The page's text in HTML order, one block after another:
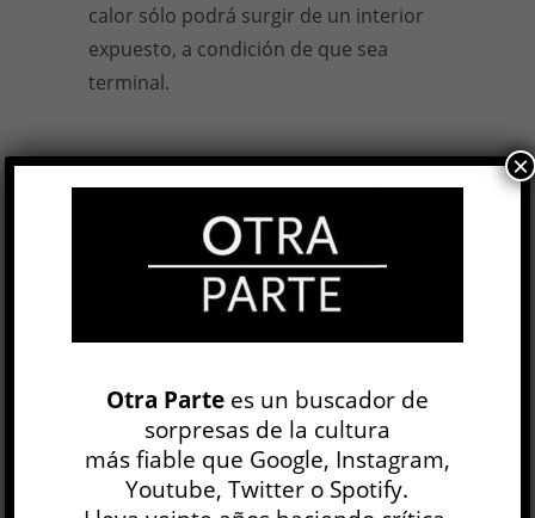
calor sólo podrá surgir de un interior
expuesto, a condición de que sea
terminal.
Mike Wilson,Ártico,Fiordo, 2017, 96
0 Twitter
Google+ 0 Email 0
Telegram WhatsApp
Corazón de carne y hueso
Otra Partees un buscador de
sorpresas de la cultura
más fiable que Google, Instagram,
Youtube, Twitter o Spotify.
×